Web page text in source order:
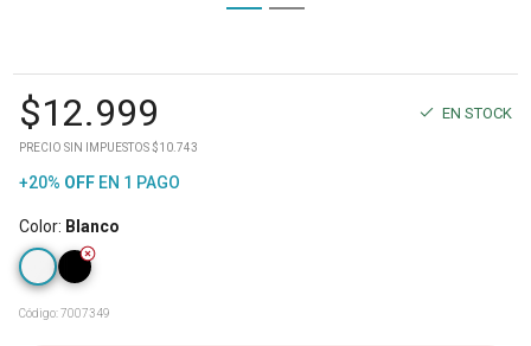
$12.999 EN STOCK
PRECIO SIN IMPUESTOS $10.743
+20% OFF EN 1 PAGO
Color: Blanco
Código:7007349